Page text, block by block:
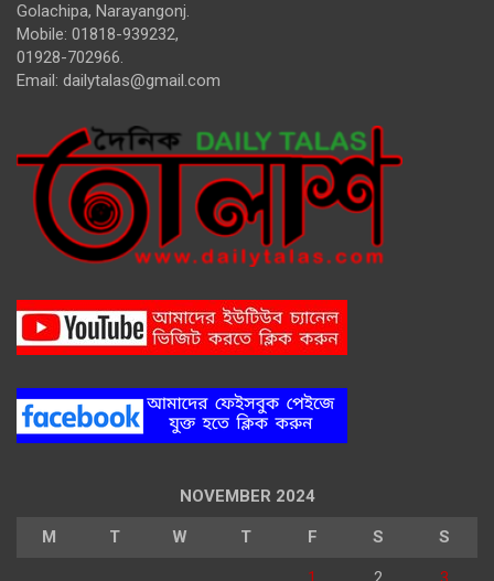
Golachipa, Narayangonj.
Mobile: 01818-939232,
01928-702966.
Email: dailytalas@gmail.com
NOVEMBER 2024
M T W T F S S